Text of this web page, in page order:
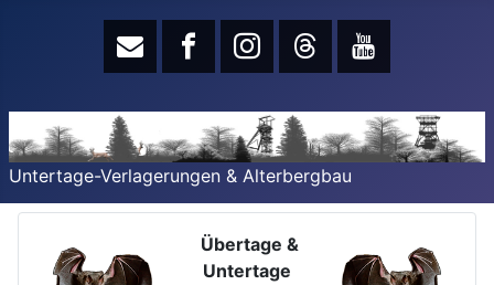
Untertage-Verlagerungen & Alterbergbau
Übertage &
Untertage